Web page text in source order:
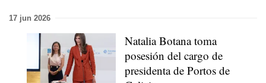
17 jun 2026
Natalia Botana toma
posesión del cargo de
presidenta de Portos de